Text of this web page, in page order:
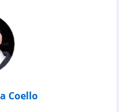
Coello